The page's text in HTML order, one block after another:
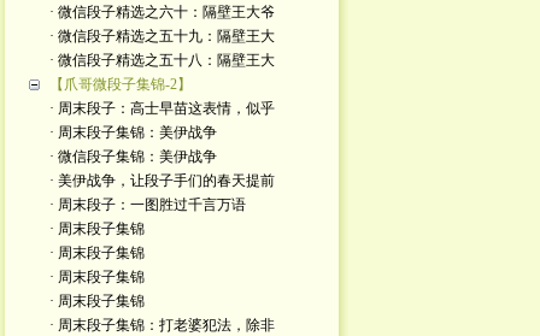
· 微信段子精选之六十：隔壁王大爷
· 微信段子精选之五十九：隔壁王大
· 微信段子精选之五十八：隔壁王大
【爪哥微段子集锦-2】
· 周末段子：高士早苗这表情，似乎
· 周末段子集锦：美伊战争
· 微信段子集锦：美伊战争
· 美伊战争，让段子手们的春天提前
· 周末段子：一图胜过千言万语
· 周末段子集锦
· 周末段子集锦
· 周末段子集锦
· 周末段子集锦
· 周末段子集锦：打老婆犯法，除非